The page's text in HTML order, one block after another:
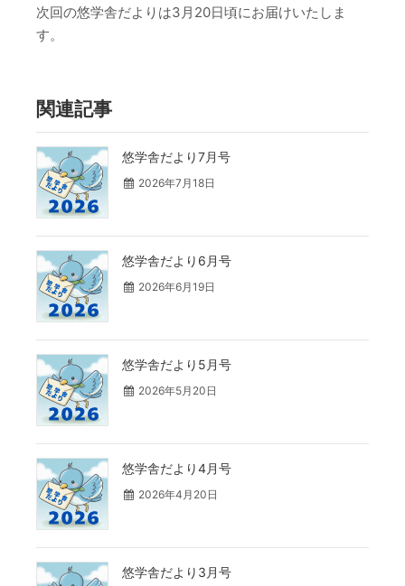
次回の悠学舎だよりは3月20日頃にお届けいたしま
す。
関連記事
悠学舎だより7月号
2026年7月18日
悠学舎だより6月号
2026年6月19日
悠学舎だより5月号
2026年5月20日
悠学舎だより4月号
2026年4月20日
悠学舎だより3月号